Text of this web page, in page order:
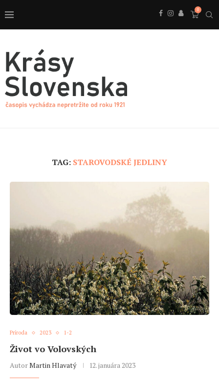
0
TAG: STAROVODSKÉ JEDLINY
Príroda 2023 1-2
Život vo Volovských
AutorMartin Hlavatý 12. januára 2023